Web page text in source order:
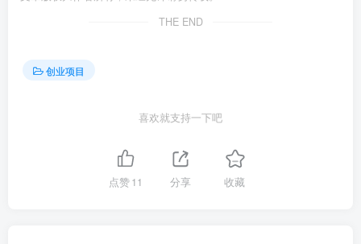
THE END
创业项目
喜欢就支持一下吧
点赞11 分享 收藏